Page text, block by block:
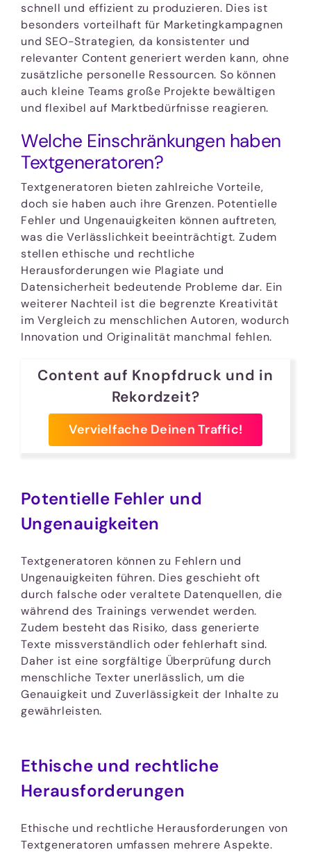
schnell und effizient zu produzieren. Dies ist
besonders vorteilhaft für Marketingkampagnen
und SEO-Strategien, da konsistenter und
relevanter Content generiert werden kann, ohne
zusätzliche personelle Ressourcen. So können
auch kleine Teams große Projekte bewältigen
und flexibel auf Marktbedürfnisse reagieren.
Welche Einschränkungen haben
Textgeneratoren?
Textgeneratoren bieten zahlreiche Vorteile,
doch sie haben auch ihre Grenzen. Potentielle
Fehler und Ungenauigkeiten können auftreten,
was die Verlässlichkeit beeinträchtigt. Zudem
stellen ethische und rechtliche
Herausforderungen wie Plagiate und
Datensicherheit bedeutende Probleme dar. Ein
weiterer Nachteil ist die begrenzte Kreativität
im Vergleich zu menschlichen Autoren, wodurch
Innovation und Originalität manchmal fehlen.
Content auf Knopfdruck und in
Rekordzeit?
Vervielfache Deinen Traffic!
Potentielle Fehler und
Ungenauigkeiten
Textgeneratoren können zu Fehlern und
Ungenauigkeiten führen. Dies geschieht oft
durch falsche oder veraltete Datenquellen, die
während des Trainings verwendet werden.
Zudem besteht das Risiko, dass generierte
Texte missverständlich oder fehlerhaft sind.
Daher ist eine sorgfältige Überprüfung durch
menschliche Texter unerlässlich, um die
Genauigkeit und Zuverlässigkeit der Inhalte zu
gewährleisten.
Ethische und rechtliche
Herausforderungen
Ethische und rechtliche Herausforderungen von
Textgeneratoren umfassen mehrere Aspekte.